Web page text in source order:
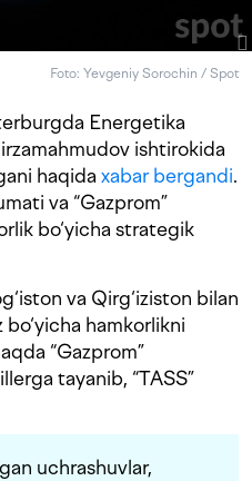
Foto: Yevgeniy Sorochin / Spot
Energetika
ishtirokida
haqida xabar bergandi.
va “Gazprom”
bo‘yicha strategik
va Qirg‘iziston bilan
hamkorlikni
“Gazprom”
tayanib, “TASS”
uchrashuvlar,